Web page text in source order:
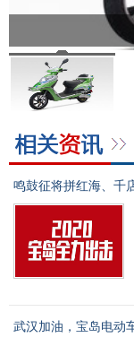
鸣鼓征将拼红海、千
武汉加油，宝岛电动